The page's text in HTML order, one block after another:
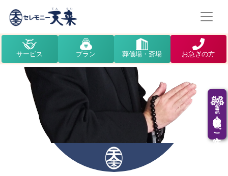
供花・供物のご注文
サービス プラン 葬儀場・斎場 お急ぎの方